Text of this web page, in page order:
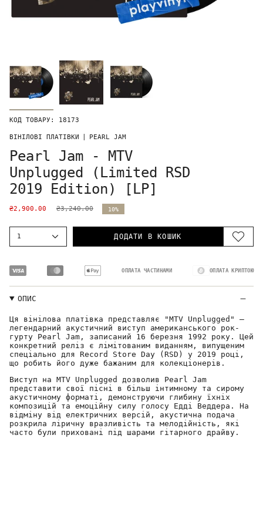
КОД ТОВАРУ: 18173
ВІНІЛОВІ ПЛАТІВКИ PEARL JAM
Pearl Jam - MTV
Unplugged (Limited RSD
2019 Edition) [LP]
₴2,900.00 ₴3,240.00 10%
1 ДОДАТИ В КОШИК
ОПЛАТА ЧАСТИНАМИ ОПЛАТА КРИПТОЮ
ОПИС
Ця вінілова платівка представляє "MTV Unplugged" –
легендарний акустичний виступ американського рок-
гурту Pearl Jam, записаний 16 березня 1992 року. Цей
конкретний реліз є лімітованим виданням, випущеним
спеціально для Record Store Day (RSD) у 2019 році,
що робить його дуже бажаним для колекціонерів.
Виступ на MTV Unplugged дозволив Pearl Jam
представити свої пісні в більш інтимному та сирому
акустичному форматі, демонструючи глибину їхніх
композицій та емоційну силу голосу Едді Веддера. На
відміну від електричних версій, акустична подача
розкрила ліричну вразливість та мелодійність, які
часто були приховані під шарами гітарного драйву.